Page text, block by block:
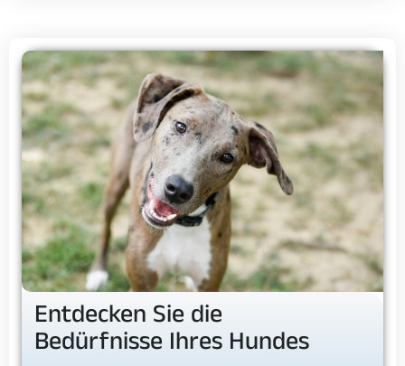
Entdecken Sie die
Bedürfnisse Ihres Hundes